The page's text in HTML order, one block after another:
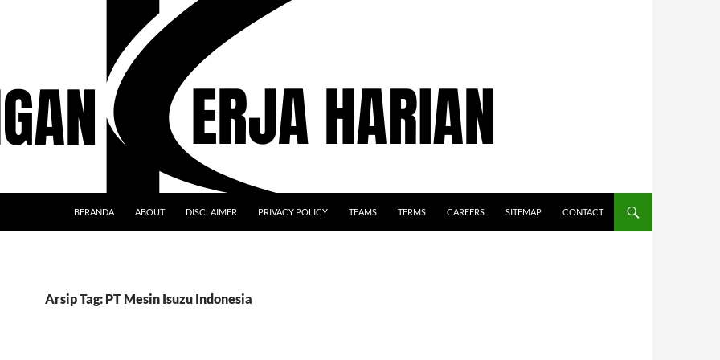
BERANDA ABOUT DISCLAIMER PRIVACY POLICY TEAMS TERMS CAREERS SITEMAP CONTACT
Arsip Tag: PT Mesin Isuzu Indonesia